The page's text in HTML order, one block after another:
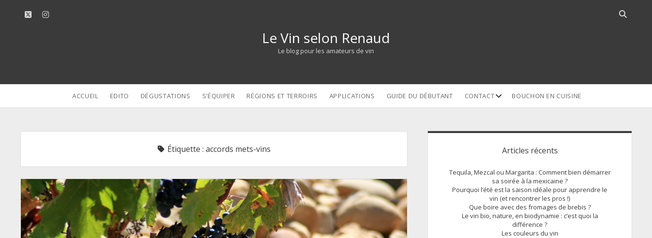
twitterinstagram
Open
Le Vin selon Renaud
Le blog pour les amateurs de vin
ACCUEIL EDITO DÉGUSTATIONS S’ÉQUIPER RÉGIONS ET TERROIRS APPLICATIONS GUIDE DU DÉBUTANT CONTACTopenBOUCHON EN CUISINE
Étiquette : accords mets-vins
Sidebar
Articles récents
Tequila, Mezcal ou Margarita : Comment bien démarrer
sa soirée à la mexicaine ?
Pourquoi l’été est la saison idéale pour apprendre le
vin (et rencontrer les pros !)
Que boire avec des fromages de brebis ?
Le vin bio, nature, en biodynamie : c’est quoi la
différence ?
Les couleurs du vin